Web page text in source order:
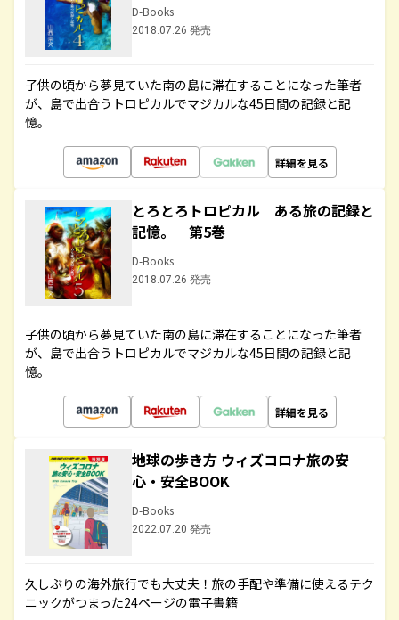
D-Books
2018.07.26 発売
子供の頃から夢見ていた南の島に滞在することになった筆者
が、島で出合うトロピカルでマジカルな45日間の記録と記
憶。
詳細を見る
とろとろトロピカル ある旅の記録と
記憶。 第5巻
D-Books
2018.07.26 発売
子供の頃から夢見ていた南の島に滞在することになった筆者
が、島で出合うトロピカルでマジカルな45日間の記録と記
憶。
詳細を見る
地球の歩き方 ウィズコロナ旅の安
心・安全BOOK
D-Books
2022.07.20 発売
久しぶりの海外旅行でも大丈夫！旅の手配や準備に使えるテク
ニックがつまった24ページの電子書籍